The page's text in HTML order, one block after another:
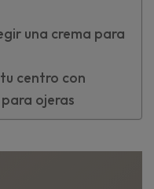
una crema para
centro con
ojeras